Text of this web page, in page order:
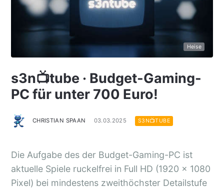
Heise
s3n📺tube · Budget-Gaming-
PC für unter 700 Euro!
CHRISTIAN SPAAN 03.03.2025 S3N📺TUBE
Die Aufgabe des der Budget-Gaming-PC ist
aktuelle Spiele ruckelfrei in Full HD (1920 × 1080
Pixel) bei mindestens zweithöchster Detailstufe